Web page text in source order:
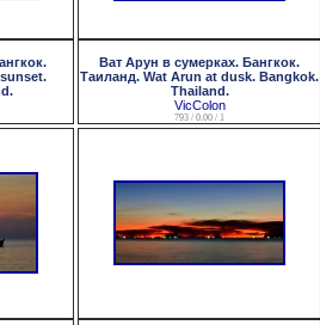
Ват Арун в сумерках. Бангкок.
Таиланд. Wat Arun at dusk. Bangkok.
Thailand.
VicColon
793 / 0.00 / 1